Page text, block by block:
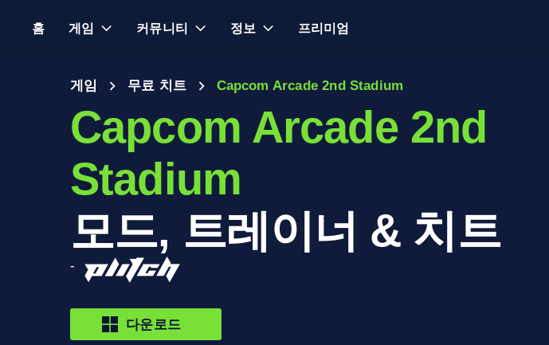
홈 게임 커뮤니티 정보 프리미엄
게임 무료 치트 Capcom Arcade 2nd Stadium
Capcom Arcade 2nd
Stadium
모드, 트레이너 & 치트
-
다운로드